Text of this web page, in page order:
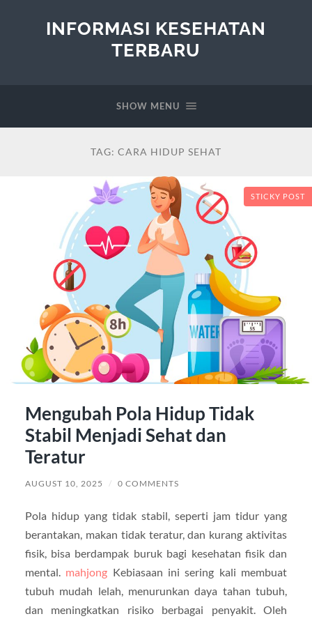
INFORMASI KESEHATAN
TERBARU
SHOW MENU
TAG: CARA HIDUP SEHAT
STICKY POST
Mengubah Pola Hidup Tidak
Stabil Menjadi Sehat dan
Teratur
AUGUST 10, 2025 / 0 COMMENTS
Pola hidup yang tidak stabil, seperti jam tidur yang
berantakan, makan tidak teratur, dan kurang aktivitas
fisik, bisa berdampak buruk bagi kesehatan fisik dan
mental. mahjong Kebiasaan ini sering kali membuat
tubuh mudah lelah, menurunkan daya tahan tubuh,
dan meningkatkan risiko berbagai penyakit. Oleh